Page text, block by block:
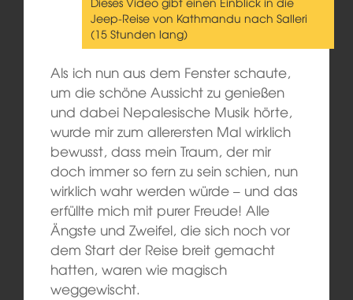
Jeep-Reise von Kathmandu nach Salleri
(15 Stunden lang)
Als ich nun aus dem Fenster schaute,
um die schöne Aussicht zu genießen
und dabei Nepalesische Musik hörte,
wurde mir zum allerersten Mal wirklich
bewusst, dass mein Traum, der mir
doch immer so fern zu sein schien, nun
wirklich wahr werdenwürde – und das
erfüllte mich mit purer Freude! Alle
Ängste und Zweifel, die sich noch vor
dem Start der Reise breit gemacht
hatten, waren wie magisch
weggewischt.